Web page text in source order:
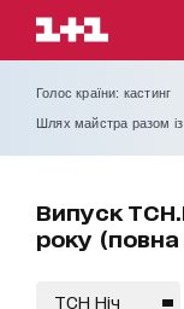
Голос країни: кастинг
Шлях майстра разом
Випуск
року (повна
ТСН Ніч